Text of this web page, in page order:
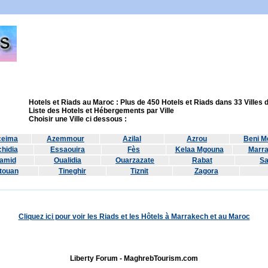
Hotels et Riads au Maroc : Plus de 450 Hotels et Riads dans 33 Villes
Liste des Hotels et Hébergements par Ville
Choisir une Ville ci dessous :
Azemmour Azilal Azrou
Beni
Essaouira Fès Kelaa Mgouna
Oualidia Ouarzazate Rabat
Tineghir Tiznit Zagora
Cliquez ici pour voir les Riads et les Hôtels à Marrakech et au Maroc
Liberty Forum - MaghrebTourism.com